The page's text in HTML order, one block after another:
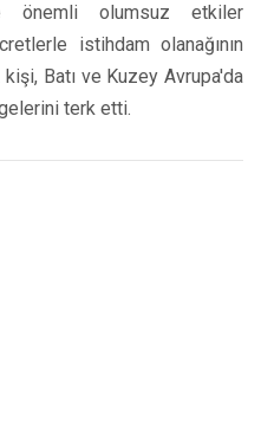
olumsuz etkiler
istihdam olanağının
Batı ve Kuzey Avrupa'da
terk etti.